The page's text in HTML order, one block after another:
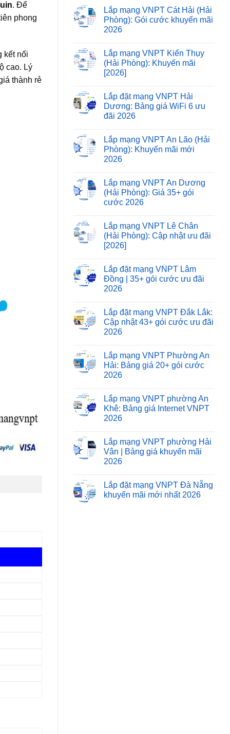
. Để
phong
kết nối
cao. Lý
thành rẻ
Lắp mạng VNPT Cát Hải (Hải
Phòng): Gói cước khuyến mãi
2026
Lắp mạng VNPT Kiến Thụy
(Hải Phòng): Khuyến mãi
[2026]
Lắp đặt mạng VNPT Hải
Dương: Bảng giá WiFi 6 ưu
đãi 2026
Lắp mạng VNPT An Lão (Hải
Phòng): Khuyến mãi mới
2026
Lắp mạng VNPT An Dương
(Hải Phòng): Giá 35+ gói
cước 2026
Lắp mạng VNPT Lê Chân
(Hải Phòng): Cập nhật ưu đãi
[2026]
Lắp đặt mạng VNPT Lâm
Đồng | 35+ gói cước ưu đãi
2026
Lắp đặt mạng VNPT Đắk Lắk:
Cập nhật 43+ gói cước ưu đãi
2026
Lắp mạng VNPT Phường An
Hải: Bảng giá 20+ gói cước
2026
Lắp mạng VNPT phường An
Khê: Bảng giá Internet VNPT
2026
Lắp mạng VNPT phường Hải
Vân | Bảng giá khuyến mãi
2026
Lắp đặt mạng VNPT Đà Nẵng
khuyến mãi mới nhất 2026